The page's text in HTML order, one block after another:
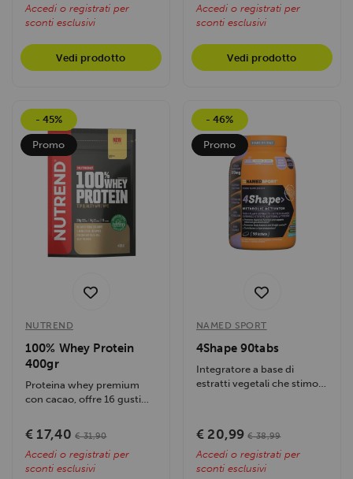
Accedi o registrati per
sconti esclusivi
Vedi prodotto
Accedi o registrati per
sconti esclusivi
Vedi prodotto
- 45%
Promo
NUTREND
100% Whey Protein
400gr
Proteina whey premium
con cacao, offre 16 gusti
concentrato e...
€ 17,40 € 31,90
Accedi o registrati per
sconti esclusivi
- 46%
Promo
NAMED SPORT
4Shape 90tabs
Integratore a base di
estratti vegetali che stimola
€ 20,99 € 38,99
Accedi o registrati per
sconti esclusivi